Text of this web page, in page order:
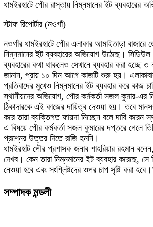
ধামইরহাটে পৌর রাস্তায় নিম্নমানের ইট ব্যবহারের
স্টাফ রিপোর্টার (নওগাঁ)
নওগাঁর ধামইরহাটে পৌর এলাকার আমাইতাড়া বাজারে
নিম্নমানের ইট ব্যবহারের অভিযোগ উঠেছে।
ব্যবহারের কথা থাকলেও সেখানে ব্যবহার করা হচ্ছে ৩
জানান, প্রায় ১০ দিন আগে কাজটি শুরু হয়।
প্রতিবাদের মুখেও নিম্নমানের ইট ব্যবহার করে কাজ
স্থানীয়দের অভিযোগ, পৌর কর্মকর্তা সজল কুমার-এর
ঠিকাদারকে এই কাজের দায়িত্ব দেওয়া হয়। তবে
করে তারা ব্যক্তিগত ফায়দা নিচ্ছেন বলে দাবি করেন
এ বিষয়ে পৌর কর্মকর্তা সজল কুমারের দপ্তরে গেলে
প্রশ্নের উত্তর দিতে রাজি হননি।
ধামইরহাট পৌর প্রশাসক জনাব শাহরিয়ার রহমান
দেখব। কেন তারা নিম্নমানের ইট ব্যবহার করেছে,
নেওয়া হবে এবং সংশ্লিষ্টদের ওপর চাপ সৃষ্টি করা
সম্পাদক মন্ডলী